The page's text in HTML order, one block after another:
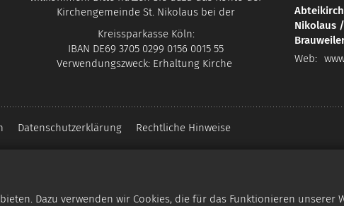
Dazu verwenden wir Cookies, die für das Funktionieren unserer
Kirchengemeinde St. Nikolaus bei der
Kreissparkasse Köln:
IBAN DE69 3705 0299 0156 0015 55
Verwendungszweck: Erhaltung Kirche
Nikolaus
Web:
Datenschutzerklärung Rechtliche Hinweise